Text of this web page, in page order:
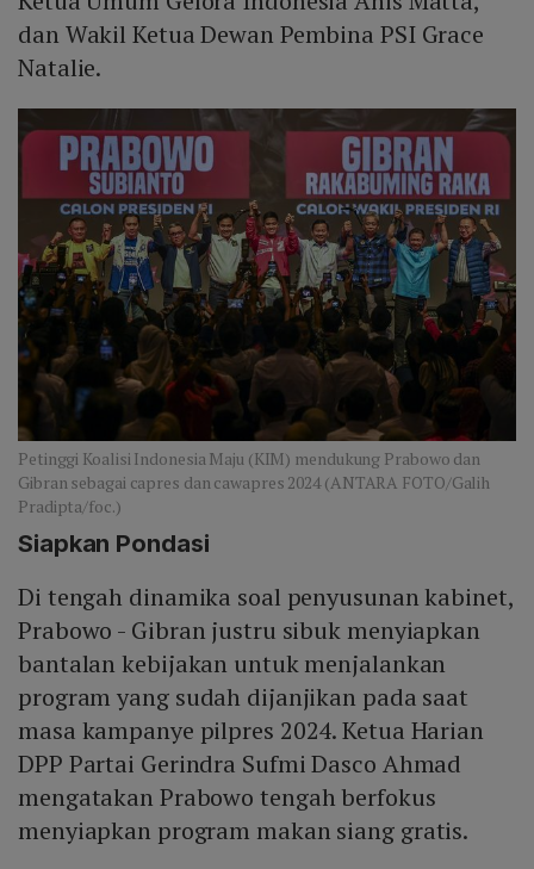
dan Wakil Ketua Dewan Pembina PSI Grace
Natalie.
Petinggi Koalisi Indonesia Maju (KIM) mendukung Prabowo dan
Gibran sebagai capres dan cawapres 2024 (ANTARA FOTO/Galih
Pradipta/foc.)
Siapkan Pondasi
Di tengah dinamika soal penyusunan kabinet,
Prabowo - Gibran justru sibuk menyiapkan
bantalan kebijakan untuk menjalankan
program yang sudah dijanjikan pada saat
masa kampanye pilpres 2024. Ketua Harian
DPP Partai Gerindra Sufmi Dasco Ahmad
mengatakan Prabowo tengah berfokus
menyiapkan program makan siang gratis.